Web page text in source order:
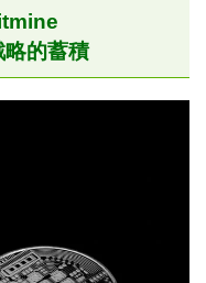
的蓄積